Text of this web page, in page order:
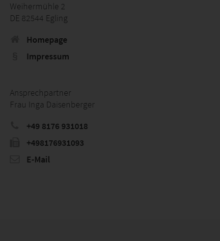
Weihermühle 2
DE 82544 Egling
Homepage
Impressum
Ansprechpartner
Frau Inga Daisenberger
+49 8176 931018
+498176931093
E-Mail